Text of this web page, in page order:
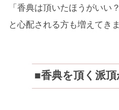
「香典は頂いたほうがいい
と心配される方も増えてきま
■香典を頂く派